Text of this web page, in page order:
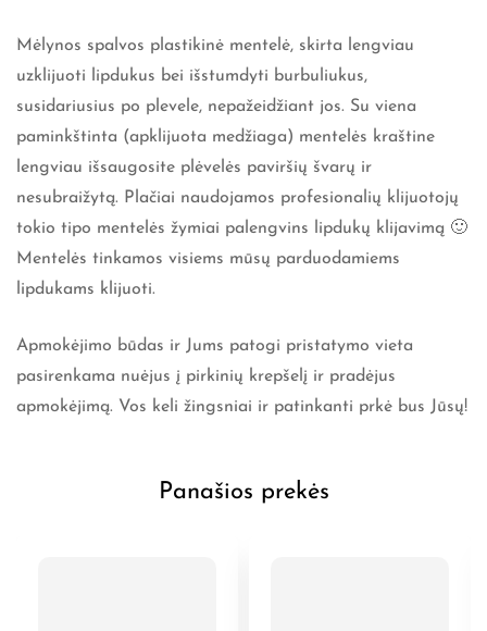
Mėlynos spalvos plastikinė mentelė, skirta lengviau
uzklijuoti lipdukus bei išstumdyti burbuliukus,
susidariusius po plevele, nepažeidžiant jos. Su viena
paminkštinta (apklijuota medžiaga) mentelės kraštine
lengviau išsaugosite plėvelės paviršių švarų ir
nesubraižytą. Plačiai naudojamos profesionalių klijuotojų
tokio tipo mentelės žymiai palengvins lipdukų klijavimą 🙂
Mentelės tinkamos visiems mūsų parduodamiems
lipdukams klijuoti.
Apmokėjimo būdas ir Jums patogi pristatymo vieta
pasirenkama nuėjus į pirkinių krepšelį ir pradėjus
apmokėjimą. Vos keli žingsniai ir patinkanti prkė bus Jūsų!
Panašios prekės